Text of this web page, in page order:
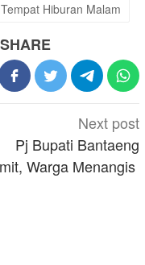
Tempat Hiburan Malam
SHARE
Next post
Pj Bupati Bantaeng
Warga Menangis